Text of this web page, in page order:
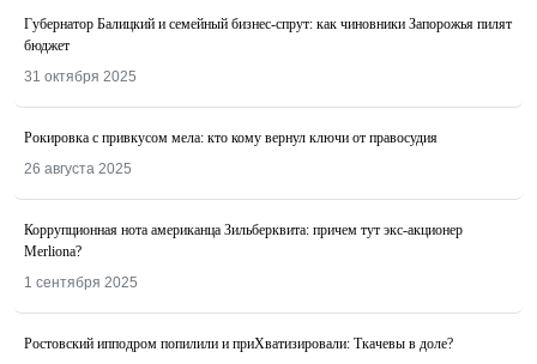
Губернатор Балицкий и семейный бизнес-спрут: как чиновники Запорожья пилят
бюджет
31 октября 2025
Рокировка с привкусом мела: кто кому вернул ключи от правосудия
26 августа 2025
Коррупционная нота американца Зильберквита: причем тут экс-акционер
Merliona?
1 сентября 2025
Ростовский ипподром попилили и приХватизировали: Ткачевы в доле?